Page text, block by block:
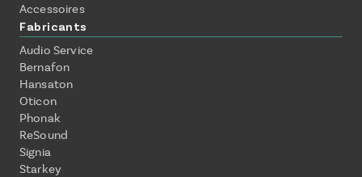
Accessoires
Fabricants
Audio Service
Bernafon
Hansaton
Oticon
Phonak
ReSound
Signia
Starkey